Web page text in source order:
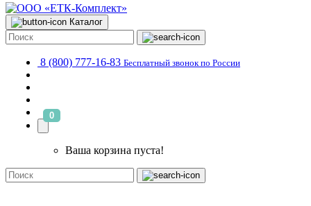
Каталог
8 (800) 777-16-83 Бесплатный звонок по России
0
Ваша корзина пуста!